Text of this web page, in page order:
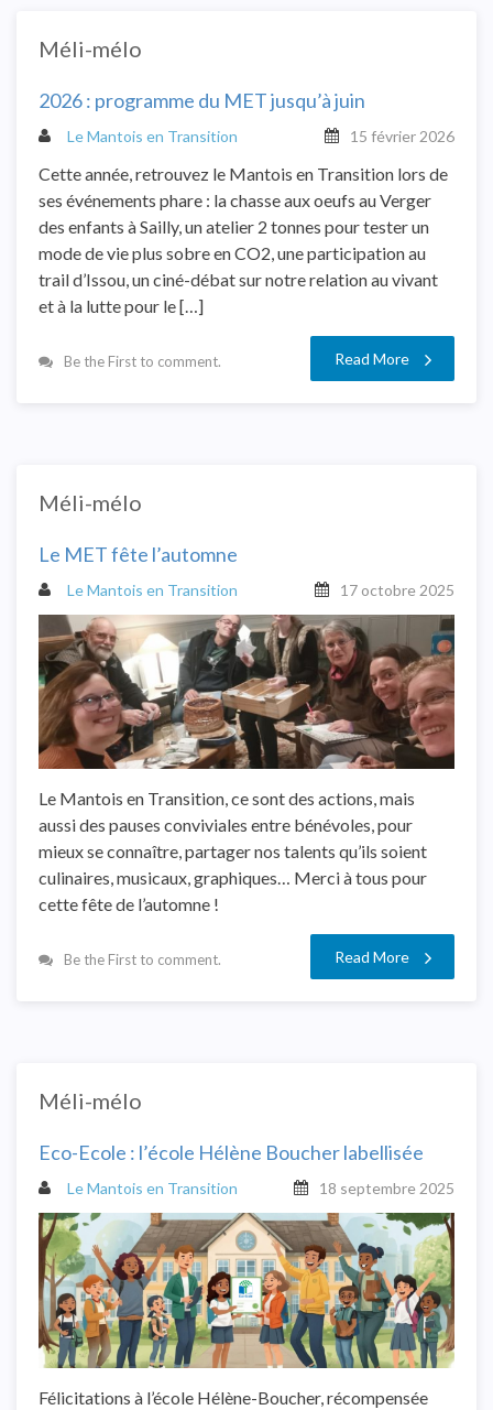
Méli-mélo
2026 : programme du MET jusqu’à juin
Le Mantois en Transition 15 février 2026
Cette année, retrouvez le Mantois en Transition lors de
ses événements phare : la chasse aux oeufs au Verger
des enfants à Sailly, un atelier 2 tonnes pour tester un
mode de vie plus sobre en CO2, une participation au
trail d’Issou, un ciné-débat sur notre relation au vivant
et à la lutte pour le […]
Be the First to comment. Read More
Méli-mélo
Le MET fête l’automne
Le Mantois en Transition 17 octobre 2025
Le Mantois en Transition, ce sont des actions, mais
aussi des pauses conviviales entre bénévoles, pour
mieux se connaître, partager nos talents qu’ils soient
culinaires, musicaux, graphiques… Merci à tous pour
cette fête de l’automne !
Be the First to comment. Read More
Méli-mélo
Eco-Ecole : l’école Hélène Boucher labellisée
Le Mantois en Transition 18 septembre 2025
Félicitations à l’école Hélène-Boucher, récompensée